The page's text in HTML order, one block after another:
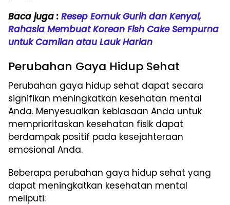
Baca juga : Resep Eomuk Gurih dan Kenyal,
Rahasia Membuat Korean Fish Cake Sempurna
untuk Camilan atau Lauk Harian
Perubahan Gaya Hidup Sehat
Perubahan gaya hidup sehat dapat secara
signifikan meningkatkan kesehatan mental
Anda. Menyesuaikan kebiasaan Anda untuk
memprioritaskan kesehatan fisik dapat
berdampak positif pada kesejahteraan
emosional Anda.
Beberapa perubahan gaya hidup sehat yang
dapat meningkatkan kesehatan mental
meliputi: